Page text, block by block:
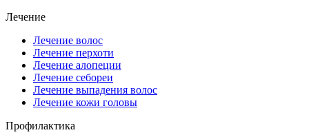
Лечение
Лечение волос
Лечение перхоти
Лечение алопеции
Лечение себореи
Лечение выпадения волос
Лечение кожи головы
Профилактика